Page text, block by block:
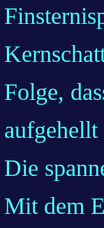
Folge,
aufgehellt
Die
Mit dem